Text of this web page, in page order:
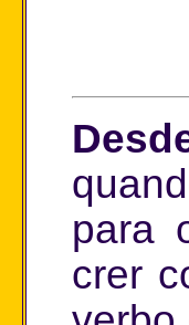
para
crer